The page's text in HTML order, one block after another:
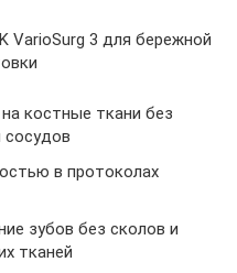
VarioSurg 3 для бережной
костные ткани без
сосудов
в протоколах
зубов без сколов и
тканей